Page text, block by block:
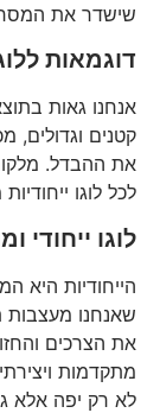
שישדר את המסר
דוגמאות
אנחנו גאות
קטנים וגדולים,
את ההבדל.
לכל לוגו
לוגו ייחודי
הייחודיות היא
שאנחנו מעצבות
את הצרכים
מתקדמות
לא רק יפה אלא